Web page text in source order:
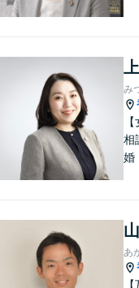
決
相
み
相
婚
あ